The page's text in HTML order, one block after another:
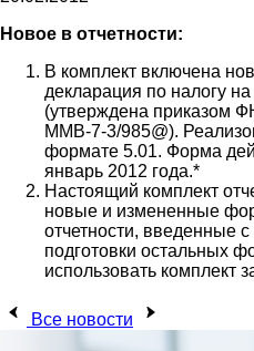
Новое в отчетности:
В комплект включена
декларация по налогу
(утверждена приказом
ММВ-7-3/985@).
формате 5.01. Форма
январь 2012 года.*
Настоящий комплект
новые и измененные
отчетности, введенные
подготовки остальных
использовать комплект
Все новости